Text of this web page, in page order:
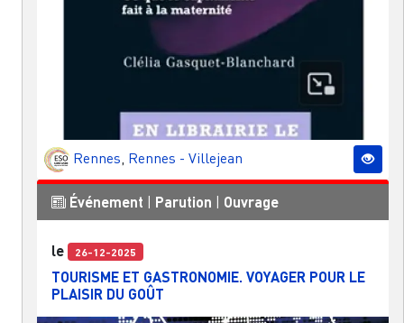
Rennes, Rennes - Villejean
Événement Parution Ouvrage
le 26-12-2025
TOURISME ET GASTRONOMIE. VOYAGER POUR LE
PLAISIR DU GOÛT